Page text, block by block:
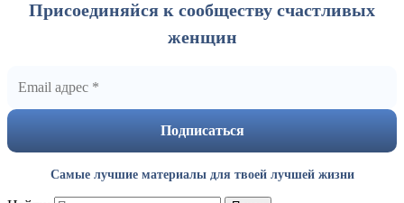
Присоединяйся к сообществу счастливых
женщин
Самые лучшие материалы для твоей лучшей жизни